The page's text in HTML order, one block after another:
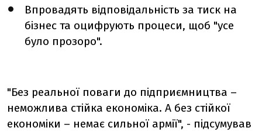
Впровадять відповідальність за тиск на
бізнес та оцифрують процеси, щоб "усе
було прозоро".
"Без реальної поваги до підприємництва –
неможлива стійка економіка. А без стійкої
економіки – немає сильної армії", - підсумував